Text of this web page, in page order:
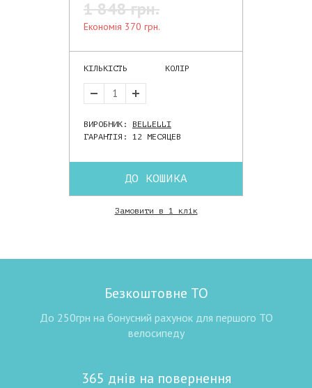
1 848 грн.
економія 370 грн.
КІЛЬКІСТЬ КОЛІР
ВИРОБНИК: BELLELLI
ГАРАНТІЯ: 12 МЕСЯЦЕВ
ДО КОШИКА
Замовити в 1 клік
Безкоштовне ТО
До 250грн на бонусний рахунок для першого ТО
велосипеду
365 днів на повернення